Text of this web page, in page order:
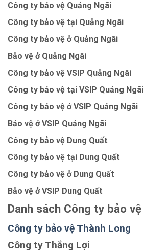
Công ty bảo vệ Quảng Ngãi
Công ty bảo vệ tại Quảng Ngãi
Công ty bảo vệ ở Quảng Ngãi
Bảo vệ ở Quảng Ngãi
Công ty bảo vệ VSIP Quảng Ngãi
Công ty bảo vệ tại VSIP Quảng Ngãi
Công ty bảo vệ ở VSIP Quảng Ngãi
Bảo vệ ở VSIP Quảng Ngãi
Công ty bảo vệ Dung Quất
Công ty bảo vệ tại Dung Quất
Công ty bảo vệ ở Dung Quất
Bảo vệ ở VSIP Dung Quất
Danh sách Công ty bảo vệ
Công ty bảo vệ Thành Long
Công ty Thắng Lợi